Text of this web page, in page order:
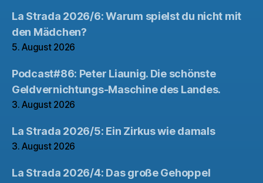
La Strada 2026/6: Warum spielst du nicht mit
den Mädchen?
5. August 2026
Podcast#86: Peter Liaunig. Die schönste
Geldvernichtungs-Maschine des Landes.
3. August 2026
La Strada 2026/5: Ein Zirkus wie damals
3. August 2026
La Strada 2026/4: Das große Gehoppel